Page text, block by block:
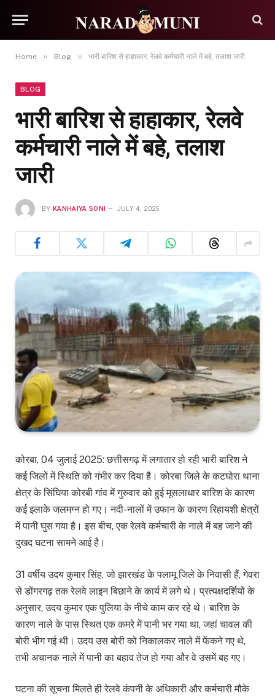
Home » Blog » भारी बारिश से हाहाकार, रेलवे कर्मचारी नाले में बहे, तलाश जारी
BLOG
भारी बारिश से हाहाकार, रेलवे
कर्मचारी नाले में बहे, तलाश
जारी
BY KANHAIYA SONI JULY 4, 2025
कोरबा, 04 जुलाई 2025: छत्तीसगढ़ में लगातार हो रही भारी बारिश ने
कई जिलों में स्थिति को गंभीर कर दिया है। कोरबा जिले के कटघोरा थाना
क्षेत्र के सिंघिया कोरबी गांव में गुरुवार को हुई मूसलाधार बारिश के कारण
कई इलाके जलमग्न हो गए। नदी-नालों में उफान के कारण रिहायशी क्षेत्रों
में पानी घुस गया है। इस बीच, एक रेलवे कर्मचारी के नाले में बह जाने की
दुखद घटना सामने आई है।
31 वर्षीय उदय कुमार सिंह, जो झारखंड के पलामू जिले के निवासी हैं, गेवरा
से डोंगरगढ़ तक रेलवे लाइन बिछाने के कार्य में लगे थे। प्रत्यक्षदर्शियों के
अनुसार, उदय कुमार एक पुलिया के नीचे काम कर रहे थे। बारिश के
कारण नाले के पास स्थित एक कमरे में पानी भर गया था, जहां चावल की
बोरी भीग गई थी। उदय उस बोरी को निकालकर नाले में फेंकने गए थे,
तभी अचानक नाले में पानी का बहाव तेज हो गया और वे उसमें बह गए।
घटना की सूचना मिलते ही रेलवे कंपनी के अधिकारी और कर्मचारी मौके